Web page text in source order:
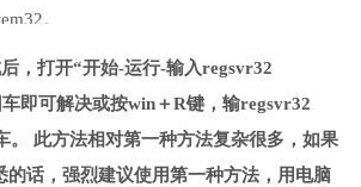
。
，打开“开始-运行-输入regsvr32
即可解决或按win＋R键，输regsvr32
。 此方法相对第一种方法复杂很多，如果
的话，强烈建议使用第一种方法，用电脑